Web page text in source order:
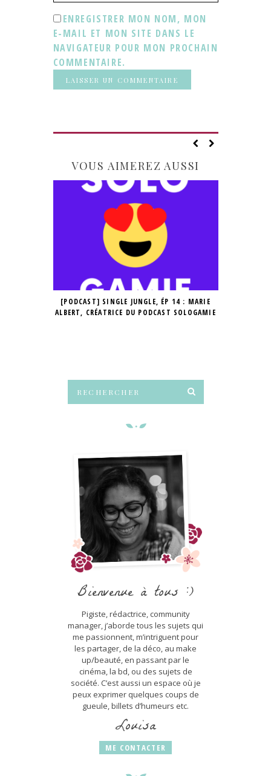
ENREGISTRER MON NOM, MON
E-MAIL ET MON SITE DANS LE
NAVIGATEUR POUR MON PROCHAIN
COMMENTAIRE.
VOUS AIMEREZ AUSSI
[PODCAST] SINGLE JUNGLE, ÉP 14 : MARIE
ALBERT, CRÉATRICE DU PODCAST SOLOGAMIE
Bienvenue à tous :)
Pigiste, rédactrice, community
manager, j’aborde tous les sujets qui
me passionnent, m’intriguent pour
les partager, de la déco, au make
up/beauté, en passant par le
cinéma, la bd, ou des sujets de
société. C’est aussi un espace où je
peux exprimer quelques coups de
gueule, billets d’humeurs etc.
Louisa
ME CONTACTER